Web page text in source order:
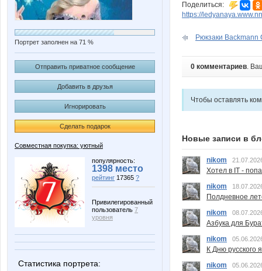
Портрет заполнен на 71 %
Отправить приватное сообщение
Добавить в друзья
Игнорировать
Сделать подарок
Совместная покупка: уютный
популярность:
1398 место
рейтинг 17365 ?
Привилегированный
пользователь 7
уровня
Статистика портрета:
Поделиться:
https://
Рюкзаки Backmann
0 комментариев.
Чтобы оставлять
Новые записи в
nikom
Хотел в IT -
nikom
Полдневное
nikom
Азбука для
nikom
К Дню русского
nikom